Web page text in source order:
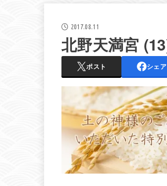
2017.08.11
北野天満宮
ポスト シェア